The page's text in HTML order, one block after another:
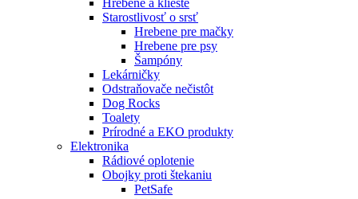
Starostlivosť o srsť
Hrebene pre mačky
Hrebene pre psy
Šampóny
Lekárničky
Odstraňovače nečistôt
Dog Rocks
Toalety
Prírodné a EKO produkty
Elektronika
Rádiové oplotenie
Obojky proti štekaniu
PetSafe